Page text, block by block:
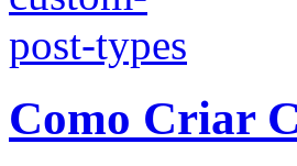
Como Criar